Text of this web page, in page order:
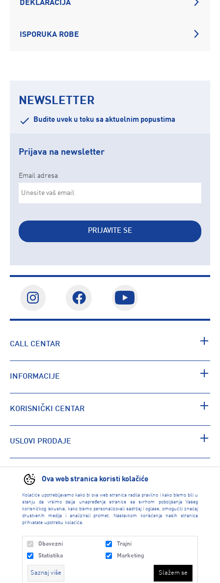
Ova web stranica koristi kolačiće
Kolačiće upotrebljavamo kako bi ova web stranica radila pravilno i kako bismo bili u
stanju da vršimo dalja unapređenja stranice sa svrhom poboljšanja Vašeg
korisničkog iskustva, kako bismo personalizovali sadržaj i oglase, omogućili značaj
društvenih medija i analizirali promet. Nastavkom korišćenja naših stranica
prihvatate upotrebu kolačića.
Obavezni
Trajni
Statistika
Marketing
Saznaj više Slažem se
DEKLARACIJA
ISPORUKA ROBE
NEWSLETTER
Budite uvek u toku sa aktuelnim popustima
Prijava na newsletter
Email adresa
PRIJAVITE SE
CALL CENTAR
INFORMACIJE
KORISNIČKI CENTAR
USLOVI PRODAJE
PRONAĐI RADNJU
INTERSPORT 2026 created by Enetel Solutions